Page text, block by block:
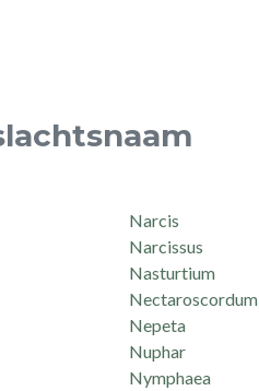
Narcis
Narcissus
Nasturtium
Nectaroscordum
Nepeta
Nuphar
Nymphaea